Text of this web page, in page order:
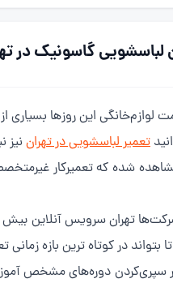
لباسشویی گاسونیک در
لوازم‌خانگی این روزها
تعمیر لباسشویی در تهران
شده که تعمیرکار
بتواند در کوتاه ترین بازه
سپری‌کردن دوره‌های مشخص